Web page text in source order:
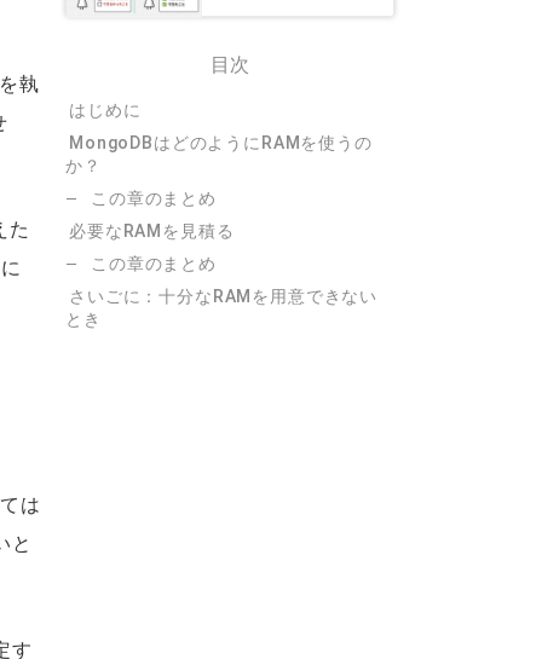
執
た
は
と
す
目次
はじめに
MongoDBはどのようにRAMを使うの
か？
この章のまとめ
必要なRAMを見積る
この章のまとめ
さいごに：十分なRAMを用意できない
とき